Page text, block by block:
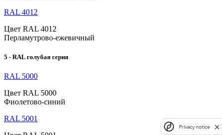
RAL 4012
Цвет RAL 4012
Перламутрово-ежевичный
5 - RAL голубая серия
RAL 5000
Цвет RAL 5000
Фиолетово-синий
RAL 5001
Privacy notice